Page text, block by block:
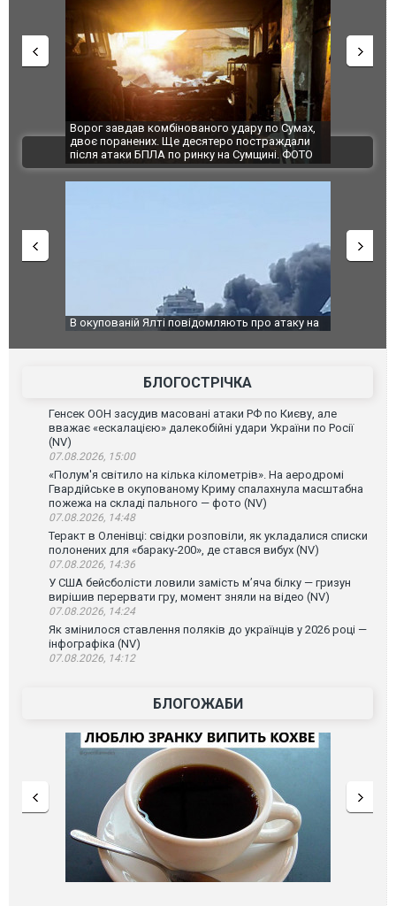
Ворог завдав комбінованого удару по Сумах,
двоє поранених. Ще десятеро постраждали
після атаки БПЛА по ринку на Сумщині. ФОТО
За 2000
Єкатеринбурзі
склад Wildberries.
ВІДЕО
В окупованій Ялті повідомляють про атаку на
ВІДЕО
За 2000
Єкатеринбурзі
склад
БЛОГОСТРІЧКА
Генсек ООН засудив масовані атаки РФ по Києву, але
вважає «ескалацією» далекобійні удари України по Росії
(NV)
07.08.2026, 15:00
«Полум'я світило на кілька кілометрів». На аеродромі
Гвардійське в окупованому Криму спалахнула масштабна
пожежа на складі пального — фото (NV)
07.08.2026, 14:48
Теракт в Оленівці: свідки розповіли, як укладалися списки
полонених для «бараку-200», де стався вибух (NV)
07.08.2026, 14:36
У США бейсболісти ловили замість м’яча білку — гризун
вирішив перервати гру, момент зняли на відео (NV)
07.08.2026, 14:24
Як змінилося ставлення поляків до українців у 2026 році —
інфографіка (NV)
07.08.2026, 14:12
БЛОГОЖАБИ